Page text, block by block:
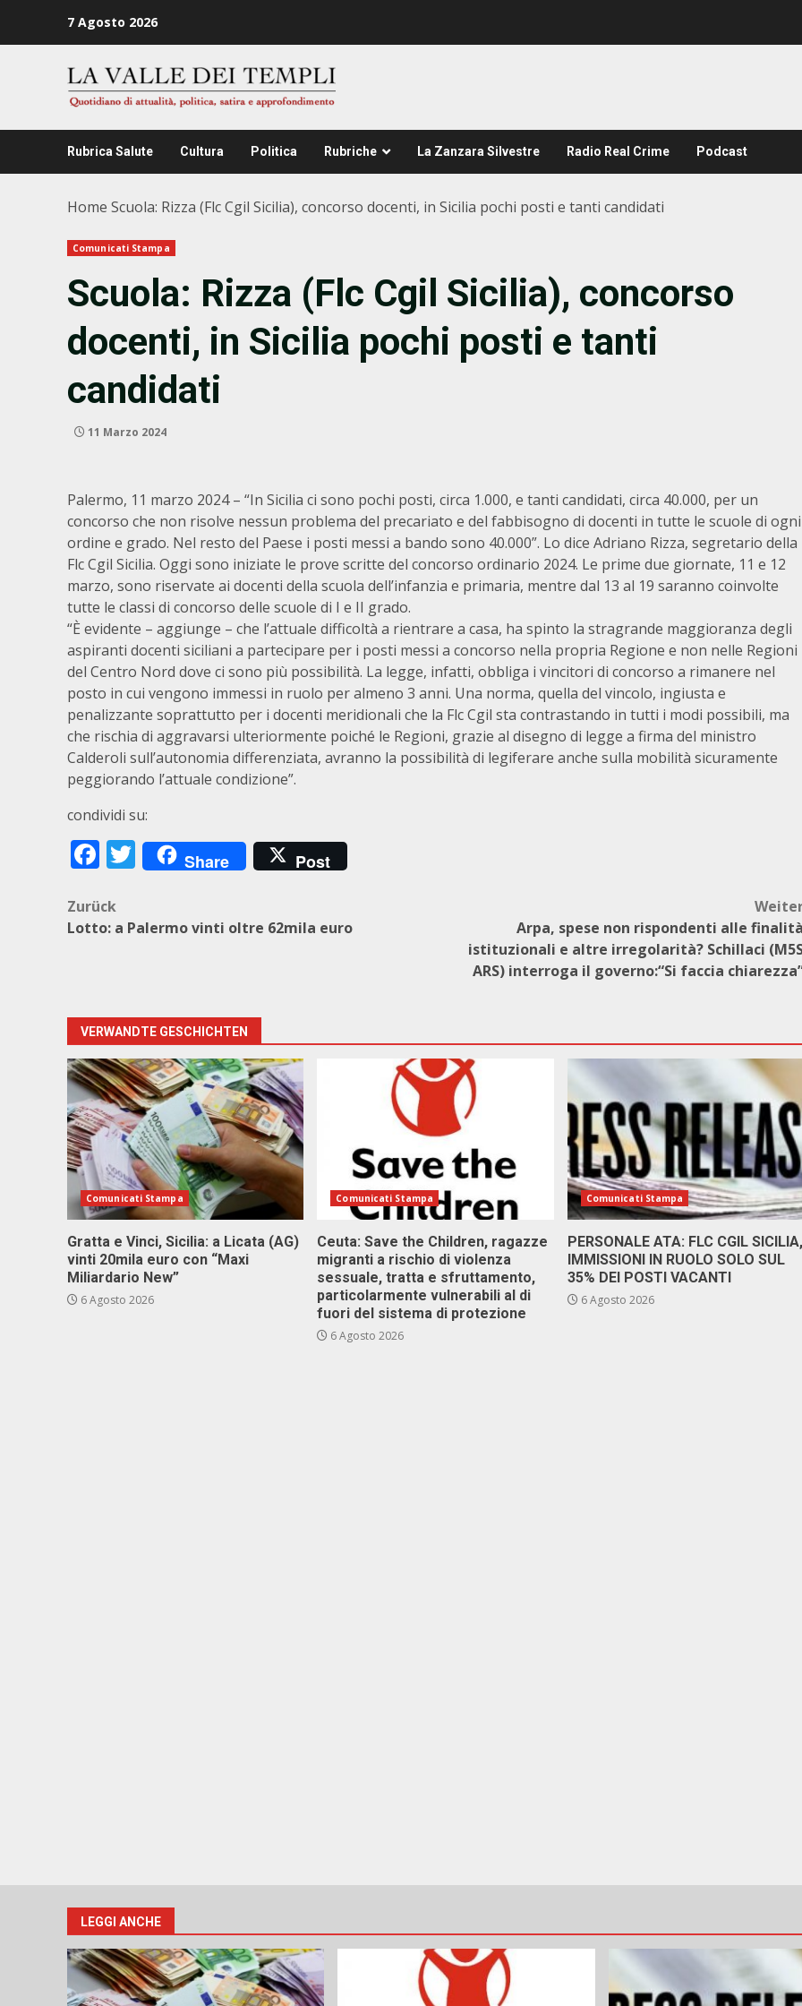
7 Agosto 2026
Rubrica Salute Cultura Politica Rubriche La Zanzara Silvestre Radio Real Crime Podcast
Home Scuola: Rizza (Flc Cgil Sicilia), concorso docenti, in Sicilia pochi posti e tanti candidati
Comunicati Stampa
Scuola: Rizza (Flc Cgil Sicilia), concorso
docenti, in Sicilia pochi posti e tanti
candidati
11 Marzo 2024
Palermo, 11 marzo 2024 – “In Sicilia ci sono pochi posti, circa 1.000, e tanti candidati, circa 40.000, per un
concorso che non risolve nessun problema del precariato e del fabbisogno di docenti in tutte le scuole di ogni
ordine e grado. Nel resto del Paese i posti messi a bando sono 40.000”. Lo dice Adriano Rizza, segretario della
Flc Cgil Sicilia. Oggi sono iniziate le prove scritte del concorso ordinario 2024. Le prime due giornate, 11 e 12
marzo, sono riservate ai docenti della scuola dell’infanzia e primaria, mentre dal 13 al 19 saranno coinvolte
tutte le classi di concorso delle scuole di I e II grado.
“È evidente – aggiunge – che l’attuale difficoltà a rientrare a casa, ha spinto la stragrande maggioranza degli
aspiranti docenti siciliani a partecipare per i posti messi a concorso nella propria Regione e non nelle Regioni
del Centro Nord dove ci sono più possibilità. La legge, infatti, obbliga i vincitori di concorso a rimanere nel
posto in cui vengono immessi in ruolo per almeno 3 anni. Una norma, quella del vincolo, ingiusta e
penalizzante soprattutto per i docenti meridionali che la Flc Cgil sta contrastando in tutti i modi possibili, ma
che rischia di aggravarsi ulteriormente poiché le Regioni, grazie al disegno di legge a firma del ministro
Calderoli sull’autonomia differenziata, avranno la possibilità di legiferare anche sulla mobilità sicuramente
peggiorando l’attuale condizione”.
condividi su:
Facebook
Twitter
Share Post
Beitragsnavigation
Zurück
Lotto: a Palermo vinti oltre 62mila euro
Arpa, spese non rispondenti alle
istituzionali e altre irregolarità? Schillaci
ARS) interroga il governo:“Si faccia
VERWANDTE GESCHICHTEN
Comunicati Stampa
Gratta e Vinci, Sicilia: a Licata (AG)
vinti 20mila euro con “Maxi
Miliardario New”
6 Agosto 2026
Comunicati Stampa
Ceuta: Save the Children, ragazze
migranti a rischio di violenza
sessuale, tratta e sfruttamento,
particolarmente vulnerabili al di
fuori del sistema di protezione
6 Agosto 2026
Comunicati Stampa
PERSONALE ATA: FLC CGIL SICILIA,
IMMISSIONI IN RUOLO SOLO SUL
35% DEI POSTI VACANTI
6 Agosto 2026
LEGGI ANCHE